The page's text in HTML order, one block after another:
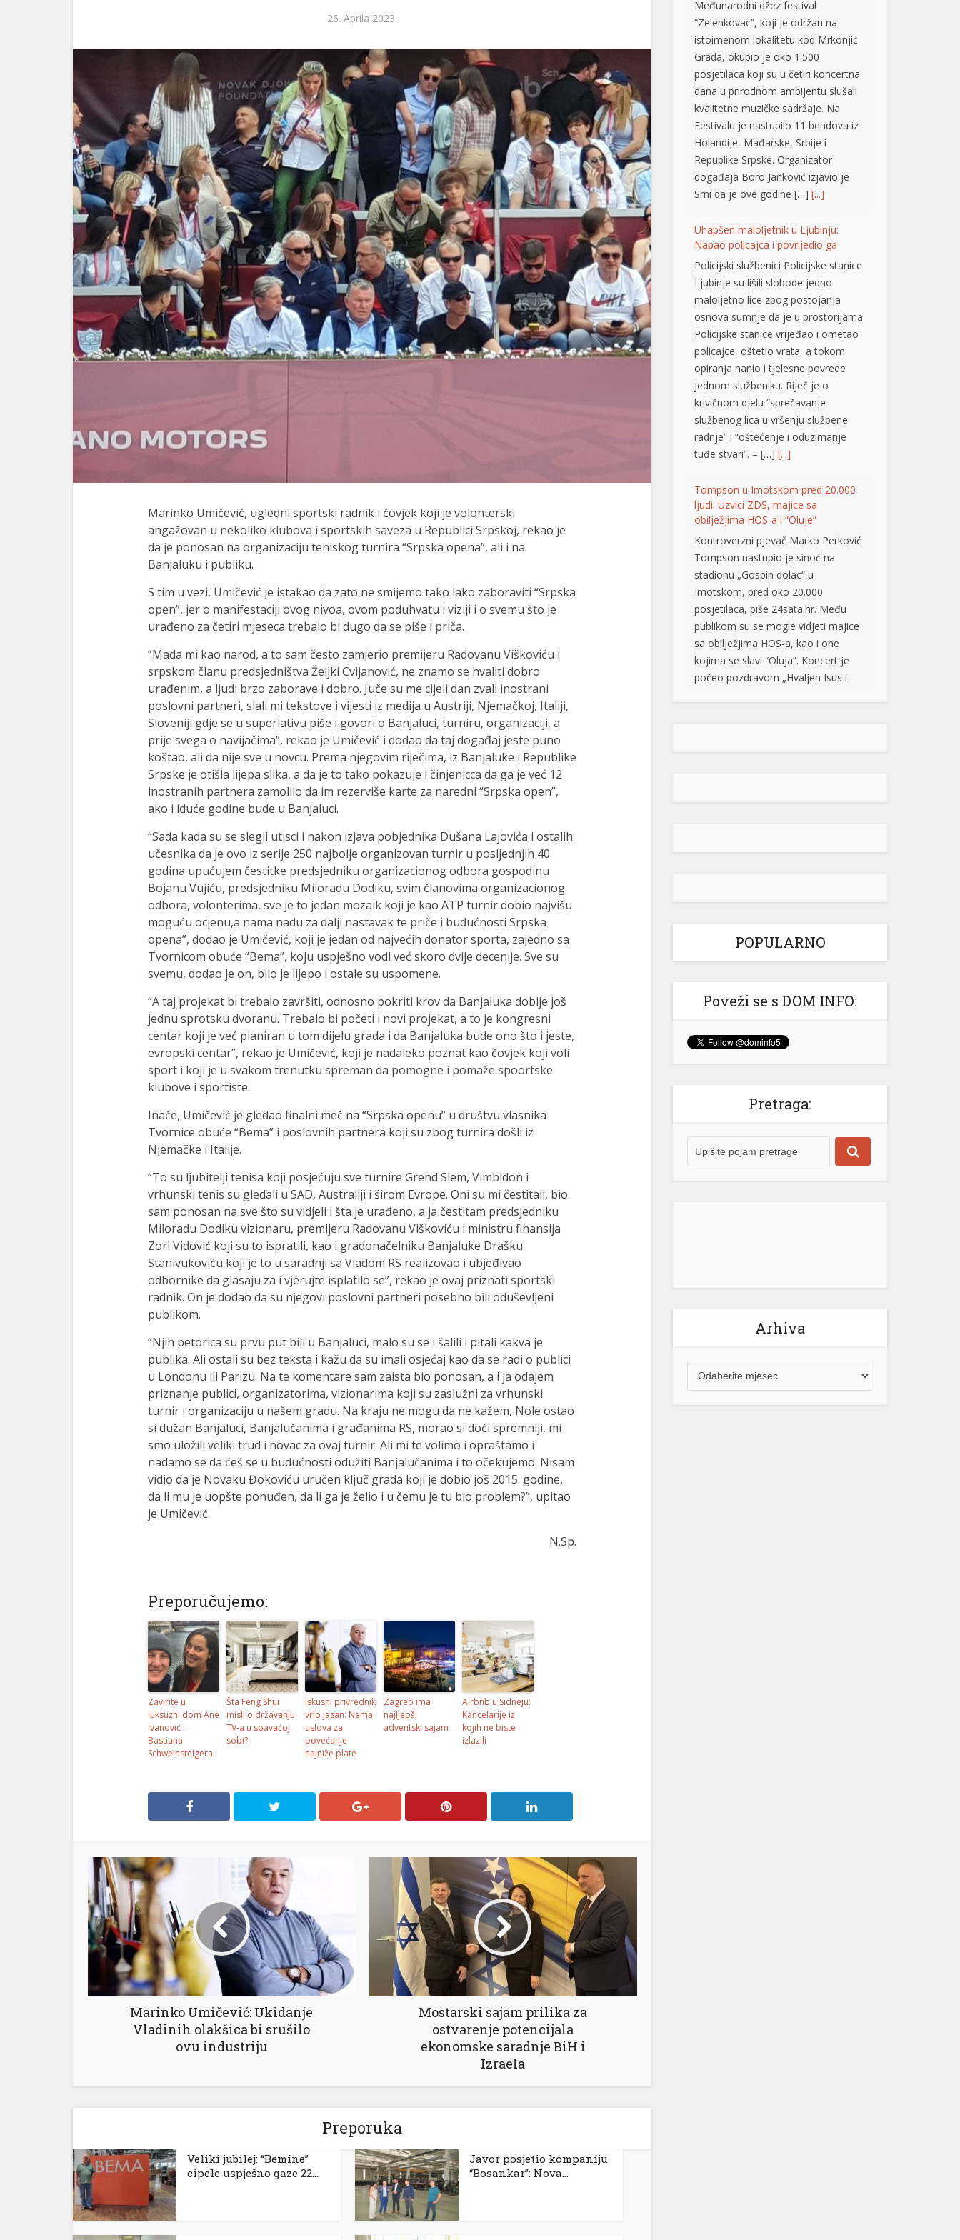
26. Aprila 2023.
Marinko Umičević, ugledni sportski radnik i čovjek koji je volonterski
angažovan u nekoliko klubova i sportskih saveza u Republici Srpskoj, rekao je
da je ponosan na organizaciju teniskog turnira “Srpska opena”, ali i na
Banjaluku i publiku.
S tim u vezi, Umičević je istakao da zato ne smijemo tako lako zaboraviti “Srpska
open”, jer o manifestaciji ovog nivoa, ovom poduhvatu i viziji i o svemu što je
urađeno za četiri mjeseca trebalo bi dugo da se piše i priča.
“Mada mi kao narod, a to sam često zamjerio premijeru Radovanu Viškoviću i
srpskom članu predsjedništva Željki Cvijanović, ne znamo se hvaliti dobro
urađenim, a ljudi brzo zaborave i dobro. Juče su me cijeli dan zvali inostrani
poslovni partneri, slali mi tekstove i vijesti iz medija u Austriji, Njemačkoj, Italiji,
Sloveniji gdje se u superlativu piše i govori o Banjaluci, turniru, organizaciji, a
prije svega o navijačima”, rekao je Umičević i dodao da taj događaj jeste puno
koštao, ali da nije sve u novcu. Prema njegovim riječima, iz Banjaluke i Republike
Srpske je otišla lijepa slika, a da je to tako pokazuje i činjenicca da ga je već 12
inostranih partnera zamolilo da im rezerviše karte za naredni “Srpska open”,
ako i iduće godine bude u Banjaluci.
“Sada kada su se slegli utisci i nakon izjava pobjednika Dušana Lajovića i ostalih
učesnika da je ovo iz serije 250 najbolje organizovan turnir u posljednjih 40
godina upućujem čestitke predsjedniku organizacionog odbora gospodinu
Bojanu Vujiću, predsjedniku Miloradu Dodiku, svim članovima organizacionog
odbora, volonterima, sve je to jedan mozaik koji je kao ATP turnir dobio najvišu
moguću ocjenu,a nama nadu za dalji nastavak te priče i budućnosti Srpska
opena”, dodao je Umičević, koji je jedan od najvećih donator sporta, zajedno sa
Tvornicom obuće “Bema”, koju uspješno vodi već skoro dvije decenije. Sve su
svemu, dodao je on, bilo je lijepo i ostale su uspomene.
“A taj projekat bi trebalo završiti, odnosno pokriti krov da Banjaluka dobije još
jednu sprotsku dvoranu. Trebalo bi početi i novi projekat, a to je kongresni
centar koji je već planiran u tom dijelu grada i da Banjaluka bude ono što i jeste,
evropski centar”, rekao je Umičević, koji je nadaleko poznat kao čovjek koji voli
sport i koji je u svakom trenutku spreman da pomogne i pomaže spoortske
klubove i sportiste.
Inače, Umičević je gledao finalni meč na “Srpska openu” u društvu vlasnika
Tvornice obuće “Bema” i poslovnih partnera koji su zbog turnira došli iz
Njemačke i Italije.
“To su ljubitelji tenisa koji posjećuju sve turnire Grend Slem, Vimbldon i
vrhunski tenis su gledali u SAD, Australiji i širom Evrope. Oni su mi čestitali, bio
sam ponosan na sve što su vidjeli i šta je urađeno, a ja čestitam predsjedniku
Miloradu Dodiku vizionaru, premijeru Radovanu Viškoviću i ministru finansija
Zori Vidović koji su to ispratili, kao i gradonačelniku Banjaluke Drašku
Stanivukoviću koji je to u saradnji sa Vladom RS realizovao i ubjeđivao
odbornike da glasaju za i vjerujte isplatilo se”, rekao je ovaj priznati sportski
radnik. On je dodao da su njegovi poslovni partneri posebno bili oduševljeni
publikom.
“Njih petorica su prvu put bili u Banjaluci, malo su se i šalili i pitali kakva je
publika. Ali ostali su bez teksta i kažu da su imali osjećaj kao da se radi o publici
u Londonu ili Parizu. Na te komentare sam zaista bio ponosan, a i ja odajem
priznanje publici, organizatorima, vizionarima koji su zaslužni za vrhunski
turnir i organizaciju u našem gradu. Na kraju ne mogu da ne kažem, Nole ostao
si dužan Banjaluci, Banjalučanima i građanima RS, morao si doći spremniji, mi
smo uložili veliki trud i novac za ovaj turnir. Ali mi te volimo i opraštamo i
nadamo se da ćeš se u budućnosti odužiti Banjalučanima i to očekujemo. Nisam
vidio da je Novaku Đokoviću uručen ključ grada koji je dobio još 2015. godine,
da li mu je uopšte ponuđen, da li ga je želio i u čemu je tu bio problem?”, upitao
je Umičević.
N.Sp.
Preporučujemo:
Zavirite u
luksuzni dom Ane
Ivanović i
Bastiana
Schweinsteigera
Šta Feng Shui
misli o državanju
TV-a u spavaćoj
sobi?
Iskusni privrednik
vrlo jasan: Nema
uslova za
povećanje
najniže plate
Zagreb ima
najljepši
adventski sajam
Airbnb u Sidneju:
Kancelarije iz
kojih ne biste
izlazili
Marinko Umičević: Ukidanje
Vladinih olakšica bi srušilo
ovu industriju
Mostarski sajam prilika za
ostvarenje potencijala
ekonomske saradnje BiH i
Izraela
Preporuka
Veliki jubilej: “Bemine”
cipele uspješno gaze 22...
Javor posjetio kompaniju
“Bosankar”: Nova...
Grada, okupio je oko 1.500
posjetilaca koji su u četiri koncertna
dana u prirodnom ambijentu slušali
kvalitetne muzičke sadržaje. Na
Festivalu je nastupilo 11 bendova iz
Holandije, Mađarske, Srbije i
Republike Srpske. Organizator
događaja Boro Јanković izjavio je
Srni da je ove godine […][...]
Uhapšen maloljetnik u Ljubinju:
Napao policajca i povrijedio ga
Ljubinje su lišili slobode jedno
maloljetno lice zbog postojanja
osnova sumnje da je u prostorijama
Policijske stanice vrijeđao i ometao
policajce, oštetio vrata, a tokom
opiranja nanio i tjelesne povrede
jednom službeniku. Riječ je o
krivičnom djelu “sprečavanje
službenog lica u vršenju službene
radnje” i “oštećenje i oduzimanje
tuđe stvari”. – […][...]
Tompson u Imotskom pred 20.000
ljudi: Uzvici ZDS, majice sa
Kontroverzni pjevač Marko Perković
Tompson nastupio je sinoć na
stadionu „Gospin dolac“ u
Imotskom, pred oko 20.000
posjetilaca, piše 24sata.hr. Među
publikom su se mogle vidjeti majice
sa obilježjima HOS-a, kao i one
kojima se slavi “Oluja”. Koncert je
počeo pozdravom „Hvaljen Isus i
Marija“, a na repertoaru se našla i
pjesma „Bojna Čavoglave“. Na […]
[...]
najduže čeka
odvija redovno, a na graničnim
oba smjera na prelazima Zupci i
Gradina, Hum […][...]
zapjevao sa Vladom Georgievom u
Herceg Novom (VIDEO)
prestaje da oduševljava region!
Najbolji svih vremena je odlučio
Gori, a svakodnevno stižu snimci koji
nas uvjeravaju da on “nije sa ove
velike mase poznatih sportista i
ličnosti. @krivokapic00♬ original
sound – Luka Krivokapic Gotovo
POPULARNO